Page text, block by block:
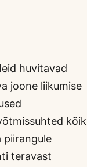
huvitavad
joone liikumise
kõik
piirangule
teravast